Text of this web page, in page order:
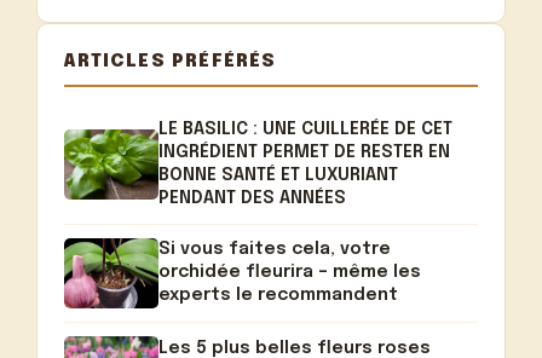
ARTICLES PRÉFÉRÉS
LE BASILIC : UNE CUILLERÉE DE CET
INGRÉDIENT PERMET DE RESTER EN
BONNE SANTÉ ET LUXURIANT
PENDANT DES ANNÉES
Si vous faites cela, votre
orchidée fleurira – même les
experts le recommandent
Les 5 plus belles fleurs roses